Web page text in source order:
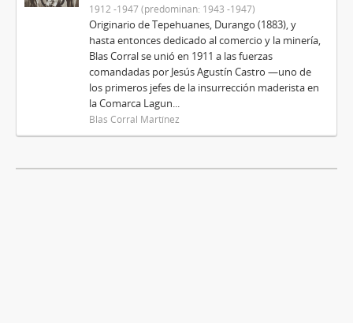
1912 -1947 (predominan: 1943 -1947)
Originario de Tepehuanes, Durango (1883), y
hasta entonces dedicado al comercio y la minería,
Blas Corral se unió en 1911 a las fuerzas
comandadas por Jesús Agustín Castro —uno de
los primeros jefes de la insurrección maderista en
la Comarca Lagun...
Blas Corral Martínez